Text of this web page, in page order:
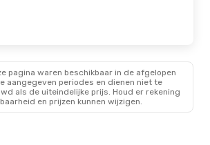
pagina waren beschikbaar in de afgelopen
aangegeven periodes en dienen niet te
als de uiteindelijke prijs. Houd er rekening
en prijzen kunnen wijzigen.